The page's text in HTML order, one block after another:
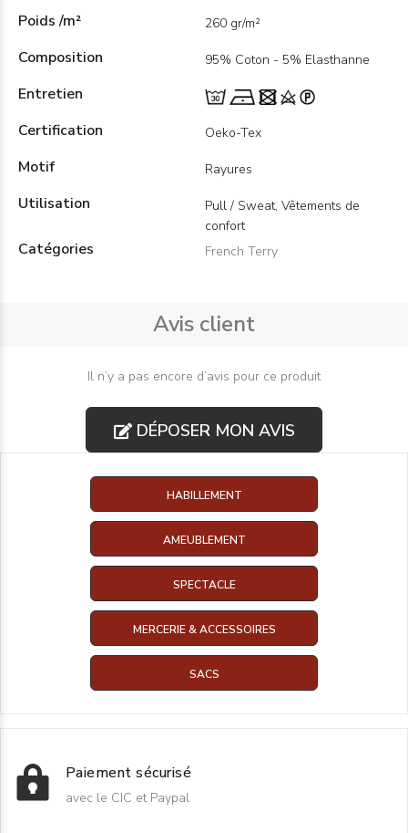
Poids /m² 260 gr/m²
Composition 95% Coton - 5% Elasthanne
Entretien
Certification
Oeko-Tex
Motif Rayures
Utilisation
Pull / Sweat, Vêtements de
confort
Catégories French Terry
Avis client
Il n’y a pas encore d’avis pour ce produit
DÉPOSER MON AVIS
HABILLEMENT
AMEUBLEMENT
SPECTACLE
MERCERIE & ACCESSOIRES
SACS
Paiement sécurisé
avec le CIC et Paypal